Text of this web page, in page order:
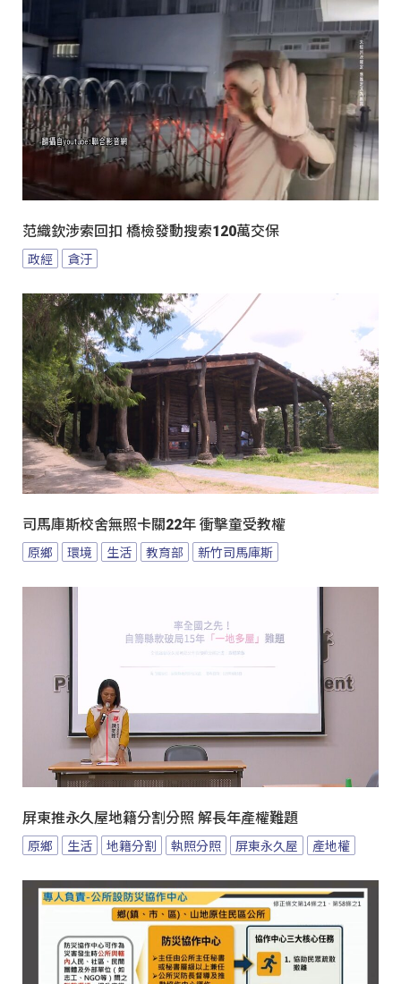
范織欽涉索回扣 橋檢發動搜索120萬交保
政經 貪汙
司馬庫斯校舍無照卡關22年 衝擊童受教權
原鄉 環境 生活 教育部 新竹司馬庫斯
屏東推永久屋地籍分割分照 解長年產權難題
原鄉 生活 地籍分割 執照分照 屏東永久屋 產地權